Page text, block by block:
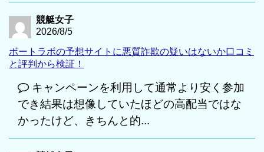
競艇女子
2026/8/5
ボートラボの予想サイトに悪質詐欺の疑いはないか口コミ
と評判から検証！
キャンペーンを利用して通常より安く参加
でき結果は想像していたほどの高配当ではな
かったけど、きちんと的...